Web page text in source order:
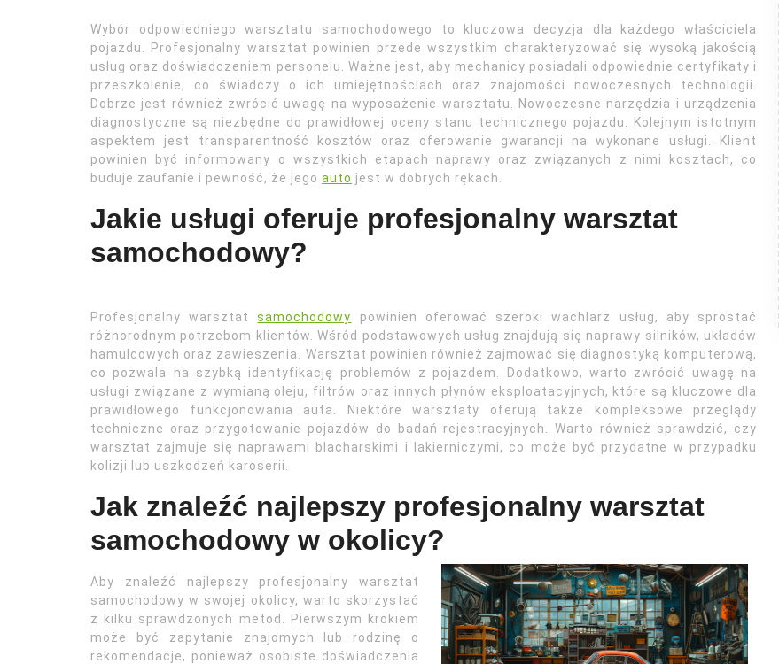
Wybór odpowiedniego warsztatu samochodowego to kluczowa decyzja dla każdego właściciela
pojazdu. Profesjonalny warsztat powinien przede wszystkim charakteryzować się wysoką jakością
usług oraz doświadczeniem personelu. Ważne jest, aby mechanicy posiadali odpowiednie certyfikaty i
przeszkolenie, co świadczy o ich umiejętnościach oraz znajomości nowoczesnych technologii.
Dobrze jest również zwrócić uwagę na wyposażenie warsztatu. Nowoczesne narzędzia i urządzenia
diagnostyczne są niezbędne do prawidłowej oceny stanu technicznego pojazdu. Kolejnym istotnym
aspektem jest transparentność kosztów oraz oferowanie gwarancji na wykonane usługi. Klient
powinien być informowany o wszystkich etapach naprawy oraz związanych z nimi kosztach, co
buduje zaufanie i pewność, że jego auto jest w dobrych rękach.
Jakie usługi oferuje profesjonalny warsztat
samochodowy?
Profesjonalny warsztatsamochodowy powinien oferować szeroki wachlarz usług, aby sprostać
różnorodnym potrzebom klientów. Wśród podstawowych usług znajdują się naprawy silników, układów
hamulcowych oraz zawieszenia. Warsztat powinien również zajmować się diagnostyką komputerową,
co pozwala na szybką identyfikację problemów z pojazdem. Dodatkowo, warto zwrócić uwagę na
usługi związane z wymianą oleju, filtrów oraz innych płynów eksploatacyjnych, które są kluczowe dla
prawidłowego funkcjonowania auta. Niektóre warsztaty oferują także kompleksowe przeglądy
techniczne oraz przygotowanie pojazdów do badań rejestracyjnych. Warto również sprawdzić, czy
warsztat zajmuje się naprawami blacharskimi i lakierniczymi, co może być przydatne w przypadku
kolizji lub uszkodzeń karoserii.
Jak znaleźć najlepszy profesjonalny warsztat
samochodowy w okolicy?
Aby znaleźć najlepszy profesjonalny warsztat
samochodowy w swojej okolicy, warto skorzystać
z kilku sprawdzonych metod. Pierwszym krokiem
może być zapytanie znajomych lub rodzinę o
rekomendacje, ponieważ osobiste doświadczenia